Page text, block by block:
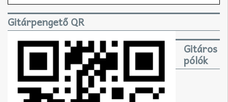
Gitárpengető QR
Gitáros
pólók